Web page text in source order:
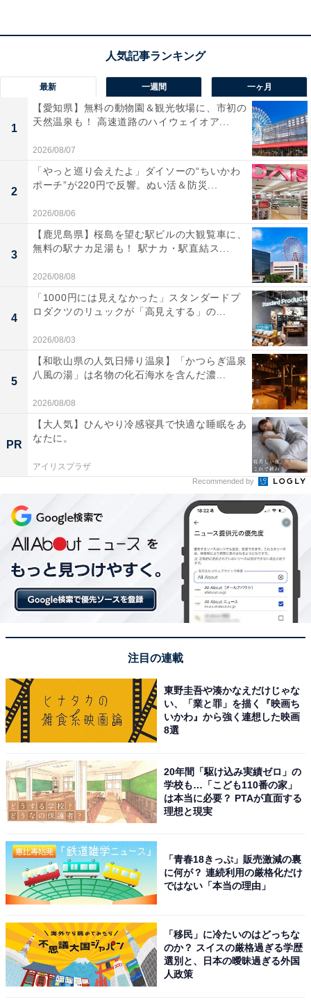
交通手段：城崎温泉駅より徒歩約15分、但馬空港ICより
大人1名（参考価格）：公式Webサイトをご確認くださ
※料金は公式Webサイト参考価格
※プラン・部屋により価格は変動します
チェックイン・チェックアウト
チェックイン：15:00
チェックアウト：11:00
※プランにより時間が異なる可能性があります
【城崎温泉の人気ホテル】「城崎温泉 登録有
形文化財の宿 三木屋」が選ばれる理由
「有馬温泉 月光園 鴻朧館」は絶景と金泉を独占で
トより）
「有馬温泉 月光園 鴻朧館」は、落葉山と滝川の絶景を間
近に望む宿です。自家泉源から湧き出る「金泉」を贅沢
に使用した露天風呂や、姉妹館「游月山荘」を含めた湯
最新 一週間 一ヶ月
1
【愛知県】無料の動物園＆観光牧場に、市初の
天然温泉も！ 高速道路のハイウェイオア...
2026/08/07
2
「やっと巡り会えたよ」ダイソーの“ちいかわ
ポーチ”が220円で反響。ぬい活＆防災...
2026/08/06
3
【鹿児島県】桜島を望む駅ビルの大観覧車に、
無料の駅ナカ足湯も！ 駅ナカ・駅直結ス...
2026/08/08
4
「1000円には見えなかった」スタンダードプ
ロダクツのリュックが「高見えする」の...
2026/08/03
5
【和歌山県の人気日帰り温泉】「かつらぎ温泉
八風の湯」は名物の化石海水を含んだ濃...
2026/08/08
PR
【大人気】ひんやり冷感寝具で快適な睡眠をあ
なたに。
アイリスプラザ
Recommended by
注目の連載
東野圭吾や湊かなえだけじゃな
い、「業と罪」を描く『映画ち
いかわ』から強く連想した映画
8選
20年間「駆け込み実績ゼロ」の
学校も…「こども110番の家」
は本当に必要？ PTAが直面する
理想と現実
「青春18きっぷ」販売激減の裏
に何が？ 連続利用の厳格化だけ
ではない「本当の理由」
「移民」に冷たいのはどっちな
のか？ スイスの厳格過ぎる学歴
選別と、日本の曖昧過ぎる外国
人政策